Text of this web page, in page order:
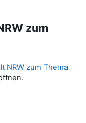
zum
NRW zum Thema